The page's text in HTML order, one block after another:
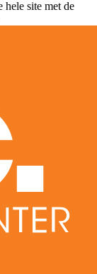
site met de